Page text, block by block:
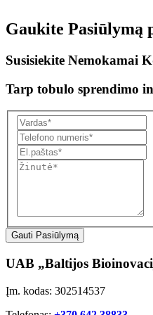
Gaukite Pasiūlymą
Susisiekite Nemokamai
Tarp tobulo sprendimo
Gauti Pasiūlymą
UAB „Baltijos
Įm. kodas: 302514537